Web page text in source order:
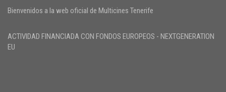
Bienvenidos a la web oficial de Multicines Tenerife
ACTIVIDAD FINANCIADA CON FONDOS EUROPEOS - NEXTGENERATION
EU